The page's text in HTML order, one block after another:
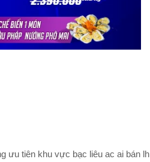
ưu tiên khu vực bạc liêu ac ai bán lh